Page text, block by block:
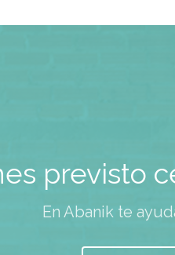
previsto
En Abanik te